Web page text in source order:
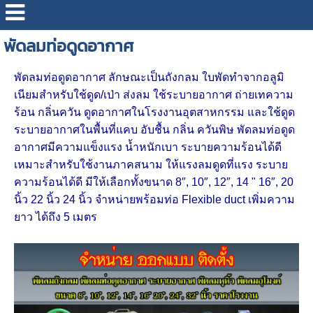
พัดลมท่อดูดอากาศ
พัดลมท่อดูดอากาศ ลักษณะเป็นถังกลม ใบพัดทำจากอลูมิ
เนียมสำหรับใช้ดูด/เป่า ส่งลม ใช้ระบายอากาศ ถ่ายเทความ
ร้อน กลิ่นควัน ดูดอากาศในโรงงานอุตสาหกรรม และใช้ดูด
ระบายอากาศในพื้นที่แคบ อับชื้น กลิ่น ควันพิษ พัดลมท่อดูด
อากาศมีความแข็งแรง น้ำหนักเบา ระบายความร้อนได้ดี
เหมาะสำหรับใช้งานภาคสนาม ให้แรงลมดูดที่แรง ระบาย
ความร้อนได้ดี มีให้เลือกทั้งขนาด 8″, 10″, 12″, 14 " 16″, 20
นิ้ว 22 นิ้ว 24 นิ้ว จำหน่ายพร้อมท่อ Flexible duct เพิ่มความ
ยาว ได้ถึง 5 เมตร